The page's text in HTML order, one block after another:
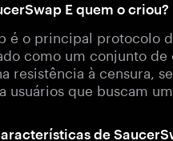
E quem o criou?
é o principal protocolo
como um conjunto de
resistência à censura,
usuários que buscam
de